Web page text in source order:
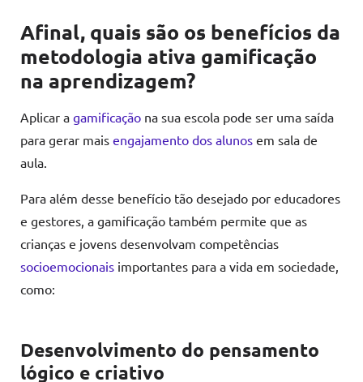
Afinal, quais são os benefícios da
metodologia ativa gamificação
na aprendizagem?
Aplicar a gamificação na sua escola pode ser uma saída
para gerar mais engajamento dos alunos em sala de
aula.
Para além desse benefício tão desejado por educadores
e gestores, a gamificação também permite que as
crianças e jovens desenvolvam competências
socioemocionais importantes para a vida em sociedade,
como:
Desenvolvimento do pensamento
lógico e criativo